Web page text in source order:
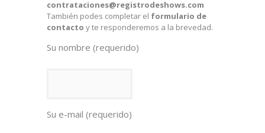
contrataciones@registrodeshows.com
También podes completar el formulario de
contacto y te responderemos a la brevedad.
Su nombre (requerido)
Su e-mail (requerido)